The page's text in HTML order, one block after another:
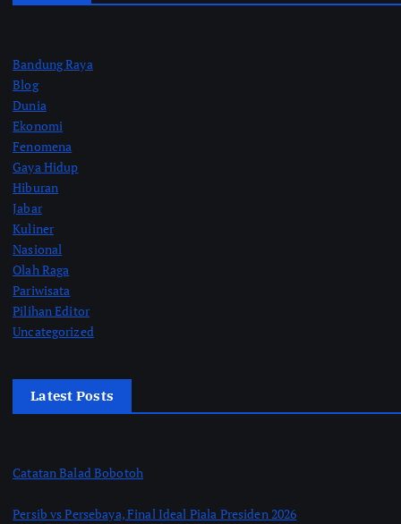
Bandung Raya
Blog
Dunia
Ekonomi
Fenomena
Gaya Hidup
Hiburan
Jabar
Kuliner
Nasional
Olah Raga
Pariwisata
Pilihan Editor
Uncategorized
Latest Posts
Catatan Balad Bobotoh
Persib vs Persebaya, Final Ideal Piala Presiden 2026